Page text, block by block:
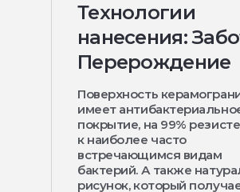
Технологии
нанесения:
Перерождение
Поверхность
имеет
покрытие, на 99%
к наиболее часто
встречающимся видам
бактерий. А также
рисунок, который